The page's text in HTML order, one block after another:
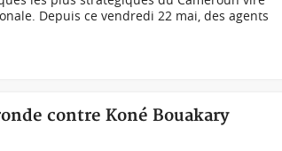
Depuis ce vendredi 22 mai, des agents
contre Koné Bouakary